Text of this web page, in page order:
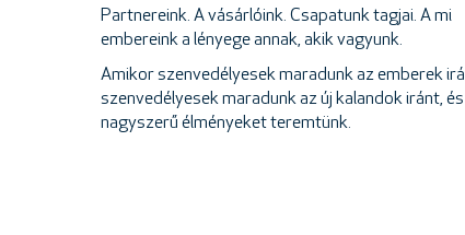
Partnereink. A vásárlóink. Csapatunk tagjai. A mi
embereink a lényege annak, akik vagyunk.
Amikor szenvedélyesek maradunk az emberek
szenvedélyesek maradunk az új kalandok iránt, és
nagyszerű élményeket teremtünk.